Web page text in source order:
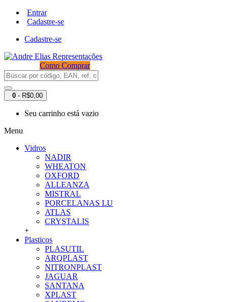
Entrar
Cadastre-se
Cadastre-se
Como Comprar
0 - R$0,00
Seu carrinho está vazio
Menu
Vidros
NADIR
WHEATON
OXFORD
ALLEANZA
MISTRAL
PORCELANAS LU
ATLAS
CRYSTALIS
+
Plasticos
PLASUTIL
ARQPLAST
NITRONPLAST
JAGUAR
SANTANA
XPLAST